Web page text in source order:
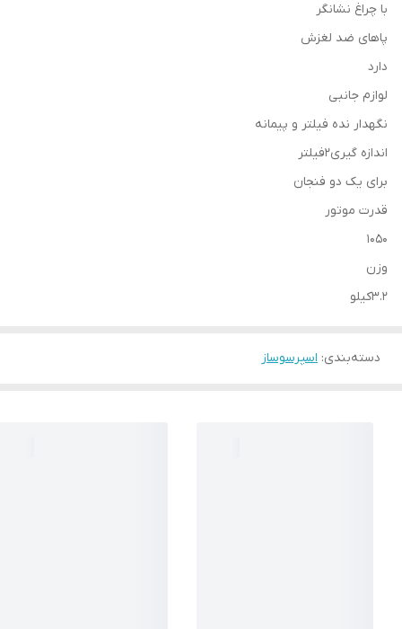
با چراغ نشانگر
پاهای ضد لغزش
دارد
لوازم جانبی
نگهدار نده فیلتر و پیمانه
اندازه گیری2فیلتر
برای یک دو فنجان
قدرت موتور
1050
وزن
3.2کیلو
دسته‌بندی: اسپرسوساز